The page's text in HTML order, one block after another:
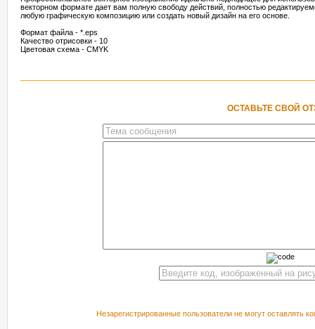
векторном формате дает вам полную свободу действий, полностью
любую графическую композицию или создать новый дизайн на его основе.
Формат файла - *.eps
Качество отрисовки - 10
Цветовая схема - CMYK
ОСТАВЬТЕ СВОЙ
Незарегистрированные пользователи не могут оставлять